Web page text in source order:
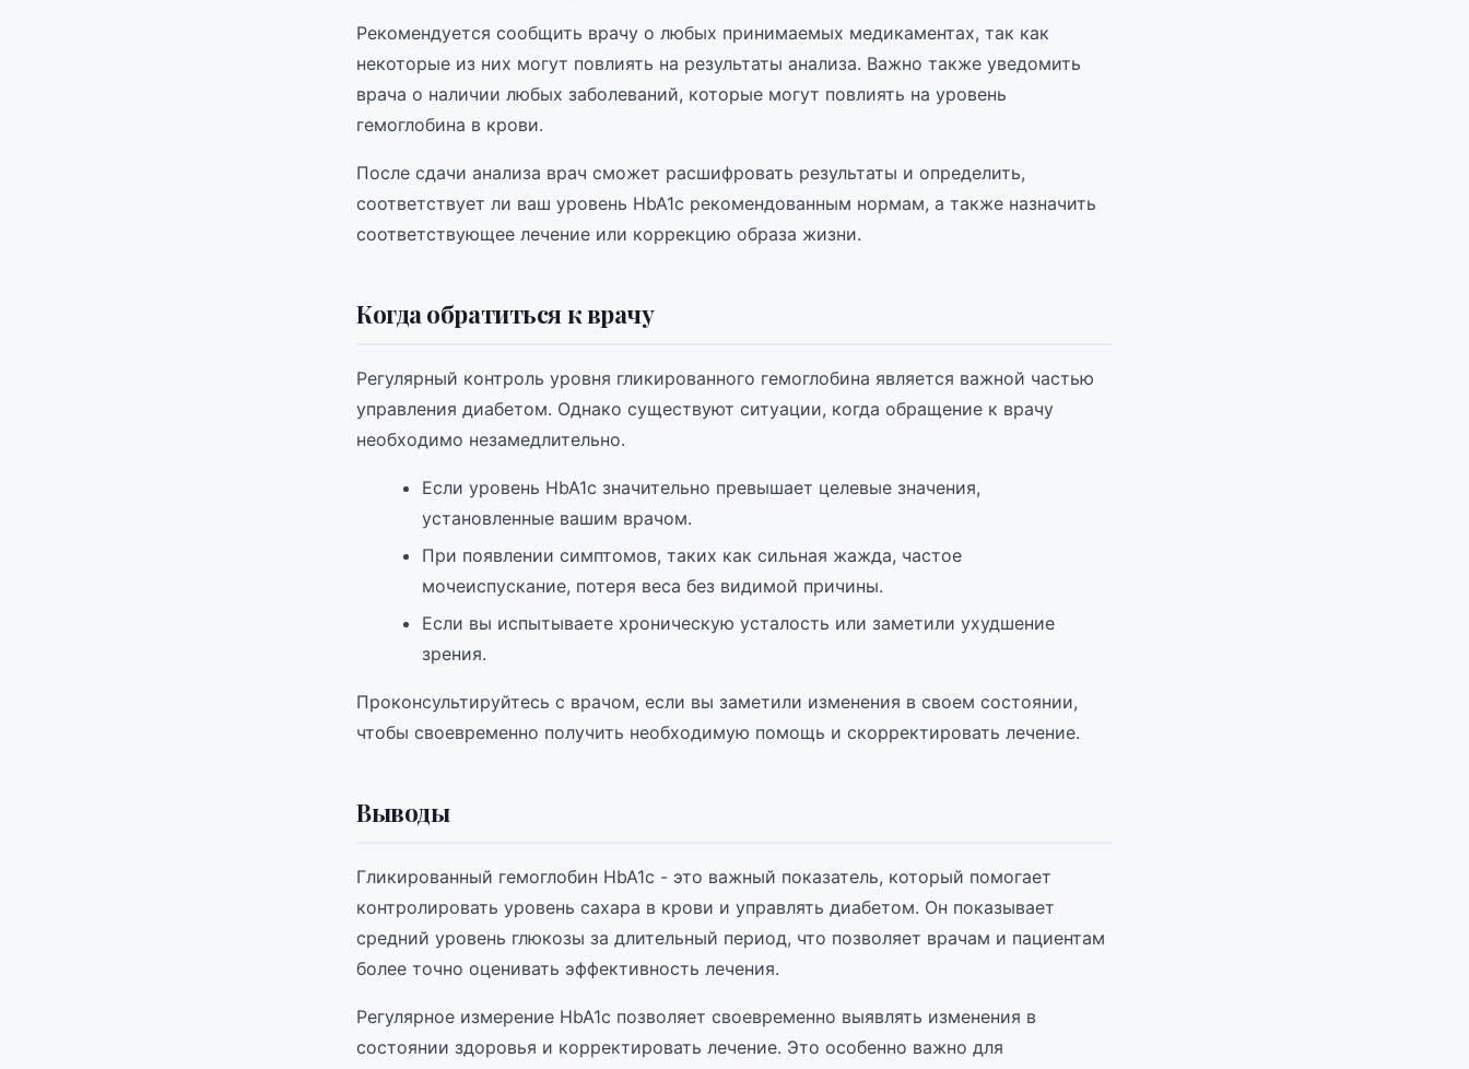
Рекомендуется сообщить врачу о любых принимаемых медикаментах, так как
некоторые из них могут повлиять на результаты анализа. Важно также уведомить
врача о наличии любых заболеваний, которые могут повлиять на уровень
гемоглобина в крови.
После сдачи анализа врач сможет расшифровать результаты и определить,
соответствует ли ваш уровень HbA1c рекомендованным нормам, а также назначить
соответствующее лечение или коррекцию образа жизни.
Когда обратиться к врачу
Регулярный контроль уровня гликированного гемоглобина является важной частью
управления диабетом. Однако существуют ситуации, когда обращение к врачу
необходимо незамедлительно.
Если уровень HbA1c значительно превышает целевые значения,
установленные вашим врачом.
При появлении симптомов, таких как сильная жажда, частое
мочеиспускание, потеря веса без видимой причины.
Если вы испытываете хроническую усталость или заметили ухудшение
зрения.
Проконсультируйтесь с врачом, если вы заметили изменения в своем состоянии,
чтобы своевременно получить необходимую помощь и скорректировать лечение.
Выводы
Гликированный гемоглобин HbA1c - это важный показатель, который помогает
контролировать уровень сахара в крови и управлять диабетом. Он показывает
средний уровень глюкозы за длительный период, что позволяет врачам и пациентам
более точно оценивать эффективность лечения.
Регулярное измерение HbA1c позволяет своевременно выявлять изменения в
состоянии здоровья и корректировать лечение. Это особенно важно для